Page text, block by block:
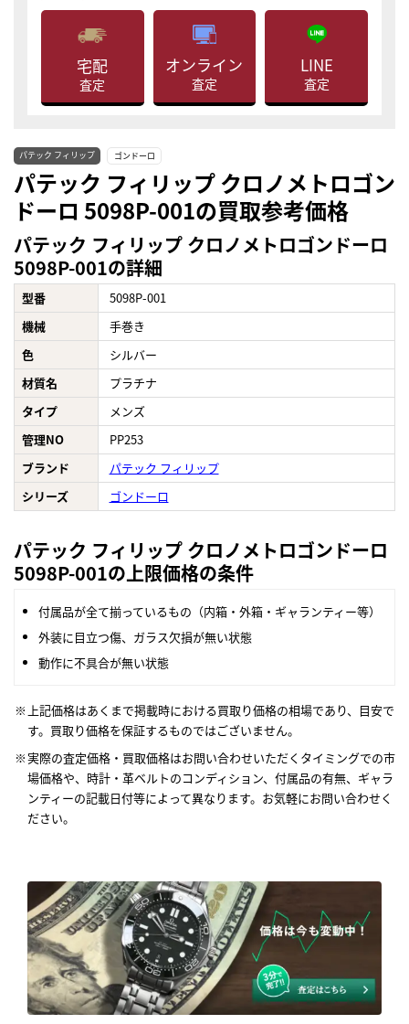
宅配
査定
オンライン
査定
LINE
査定
パテック フィリップ ゴンドーロ
パテック フィリップ クロノメトロゴン
ドーロ 5098P-001の買取参考価格
パテック フィリップ クロノメトロゴンドーロ
5098P-001の詳細
型番
5098P-001
機械
手巻き
色
シルバー
材質名
プラチナ
タイプ
メンズ
管理NO
PP253
ブランド
パテック フィリップ
シリーズ
ゴンドーロ
パテック フィリップ クロノメトロゴンドーロ
5098P-001の上限価格の条件
付属品が全て揃っているもの（内箱・外箱・ギャランティー等）
外装に目立つ傷、ガラス欠損が無い状態
動作に不具合が無い状態
上記価格はあくまで掲載時における買取り価格の相場であり、目安で
す。買取り価格を保証するものではございません。
実際の査定価格・買取価格はお問い合わせいただくタイミングでの市
場価格や、時計・革ベルトのコンディション、付属品の有無、ギャラ
ンティーの記載日付等によって異なります。お気軽にお問い合わせく
ださい。